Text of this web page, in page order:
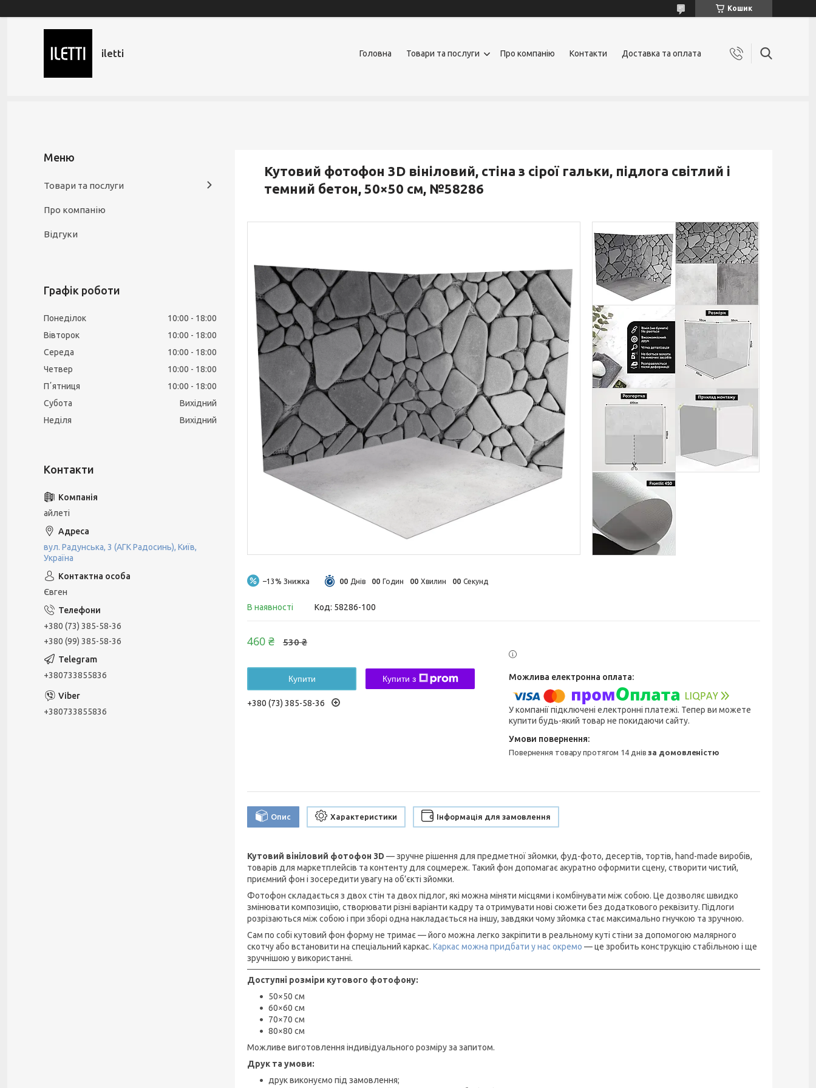
Кошик
iletti Головна Товари та послуги Про компанію Контакти Доставка та оплата
Кутовий фотофон 3D вініловий, стіна з сірої гальки, підлога світлий і
темний бетон, 50×50 см, №58286
–13% 00 Днів 00 Годин 00 Хвилин 00 Секунд
В наявності Код: 58286-100
530 ₴
460 ₴
Купити Купити з
+380 (73) 385-58-36
У компанії підключені електронні платежі. Тепер ви можете
купити будь-який товар не покидаючи сайту.
повернення товару протягом 14 днівза домовленістю
Опис Характеристики Інформація для замовлення
Кутовий вініловий фотофон 3D — зручне рішення для предметної зйомки, фуд-фото, десертів, тортів, hand-made виробів,
товарів для маркетплейсів та контенту для соцмереж. Такий фон допомагає акуратно оформити сцену, створити чистий,
приємний фон і зосередити увагу на об’єкті зйомки.
Фотофон складається з двох стін та двох підлог, які можна міняти місцями і комбінувати між собою. Це дозволяє швидко
змінювати композицію, створювати різні варіанти кадру та отримувати нові сюжети без додаткового реквізиту. Підлоги
розрізаються між собою і при зборі одна накладається на іншу, завдяки чому зйомка стає максимально гнучкою та зручною.
Сам по собі кутовий фон форму не тримає — його можна легко закріпити в реальному куті стіни за допомогою малярного
скотчу або встановити на спеціальний каркас. Каркас можна придбати у нас окремо — це зробить конструкцію стабільною і ще
зручнішою у використанні.
Доступні розміри кутового фотофону:
50×50 см
60×60 см
70×70 см
80×80 см
Можливе виготовлення індивідуального розміру за запитом.
Друк та умови:
друк виконуємо під замовлення;
Товари та послуги
Про компанію
Відгуки
Графік роботи
Понеділок 10:00
18:00
Вівторок
10:00
18:00
Середа
10:00
18:00
Четвер
10:00
18:00
Пʼятниця
10:00
18:00
Субота
Вихідний
Неділя
Вихідний
айлеті
вул. Радунська, 3 (АГК Радосинь), Київ,
Україна
Євген
+380 (73) 385-58-36
+380 (99) 385-58-36
+380733855836
+380733855836